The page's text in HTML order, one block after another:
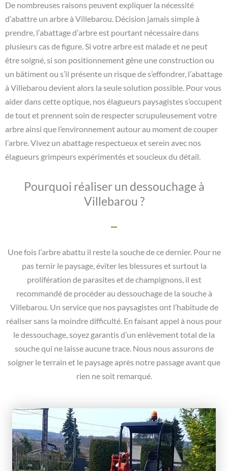
De nombreuses raisons peuvent expliquer la nécessité
d’abattre un arbre à Villebarou. Décision jamais simple à
prendre, l’abattage d’arbre est pourtant nécessaire dans
plusieurs cas de figure. Si votre arbre est malade et ne peut
être soigné, si son positionnement gêne une construction ou
un bâtiment ou s’il présente un risque de s’effondrer, l’abattage
à Villebarou devient alors la seule solution possible. Pour vous
aider dans cette optique, nos élagueurs paysagistes s’occupent
de tout et prennent soin de respecter scrupuleusement votre
arbre ainsi que l’environnement autour au moment de couper
l’arbre. Vivez un abattage respectueux et serein avec nos
élagueurs grimpeurs expérimentés et soucieux du détail.
Pourquoi réaliser un dessouchage à
Villebarou ?
Une fois l’arbre abattu il reste la souche de ce dernier. Pour ne
pas ternir le paysage, éviter les blessures et surtout la
prolifération de parasites et de champignons, il est
recommandé de procéder au dessouchage de la souche à
Villebarou. Un service que nos paysagistes ont l’habitude de
réaliser sans la moindre difficulté. En faisant appel à nous pour
le dessouchage, soyez garantis d’un enlèvement total de la
souche qui ne laisse aucune trace. Nous nous assurons de
soigner le terrain et le paysage après notre passage avant que
rien ne soit remarqué.